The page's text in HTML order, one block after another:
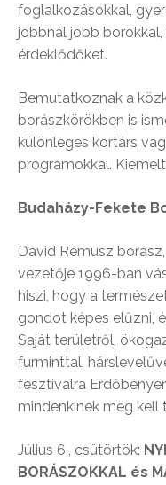
foglalkozásokkal,
jobbnál jobb
érdeklődőket.
Bemutatkoznak a
borászkörökben is
különleges kortárs
programokkal.
Budaházy-Fekete
Dávid Rémusz
vezetője 1996-ban
hiszi, hogy a
gondot képes elűzni,
Saját területről,
furminttal,
fesztiválra
mindenkinek meg kell
Július 6., csütörtök:
BORÁSZOKKAL és